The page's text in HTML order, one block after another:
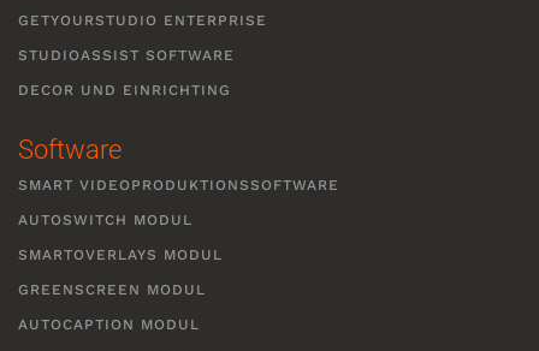
GETYOURSTUDIO ENTERPRISE
STUDIOASSIST SOFTWARE
DECOR UND EINRICHTING
Software
SMART VIDEOPRODUKTIONSSOFTWARE
AUTOSWITCH MODUL
SMARTOVERLAYS MODUL
GREENSCREEN MODUL
AUTOCAPTION MODUL